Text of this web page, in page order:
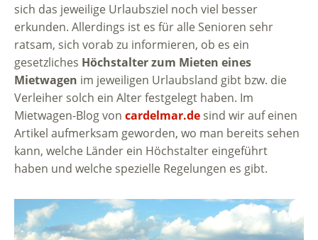
sich das jeweilige Urlaubsziel noch viel besser
erkunden. Allerdings ist es für alle Senioren sehr
ratsam, sich vorab zu informieren, ob es ein
gesetzliches Höchstalter zum Mieten eines
Mietwagen im jeweiligen Urlaubsland gibt bzw. die
Verleiher solch ein Alter festgelegt haben. Im
Mietwagen-Blog von cardelmar.de sind wir auf einen
Artikel aufmerksam geworden, wo man bereits sehen
kann, welche Länder ein Höchstalter eingeführt
haben und welche spezielle Regelungen es gibt.